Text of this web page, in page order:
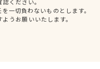
ください。
一切負わないものとします。
うお願いいたします。